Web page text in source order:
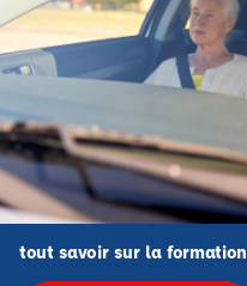
tout savoir sur la formation